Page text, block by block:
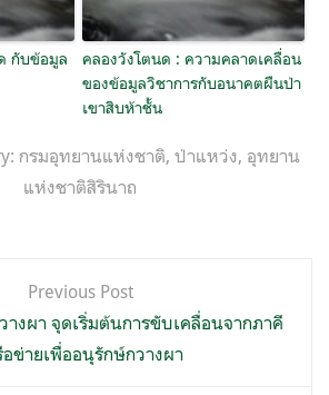
กับข้อมูล
คลองวังโตนด : ความคลาดเคลื่อน
ของข้อมูลวิชาการกับอนาคตผืนป่า
เขาสิบห้าชั้น
กรมอุทยานแห่งชาติ, ป่าแหว่ง, อุทยาน
แห่งชาติสิรินาถ
Previous Post
างผา จุดเริ่มต้นการขับเคลื่อนจากภาคี
อข่ายเพื่ออนุรักษ์กวางผา